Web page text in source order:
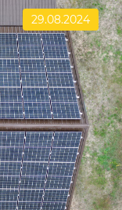
29.08.2024